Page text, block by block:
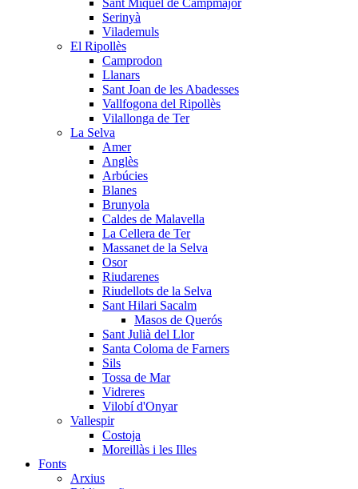
Sant Miquel de Campmajor
Serinyà
Vilademuls
El Ripollès
Camprodon
Llanars
Sant Joan de les Abadesses
Vallfogona del Ripollès
Vilallonga de Ter
La Selva
Amer
Anglès
Arbúcies
Blanes
Brunyola
Caldes de Malavella
La Cellera de Ter
Massanet de la Selva
Osor
Riudarenes
Riudellots de la Selva
Sant Hilari Sacalm
Masos de Querós
Sant Julià del Llor
Santa Coloma de Farners
Sils
Tossa de Mar
Vidreres
Vilobí d'Onyar
Vallespir
Costoja
Moreillàs i les Illes
Fonts
Arxius